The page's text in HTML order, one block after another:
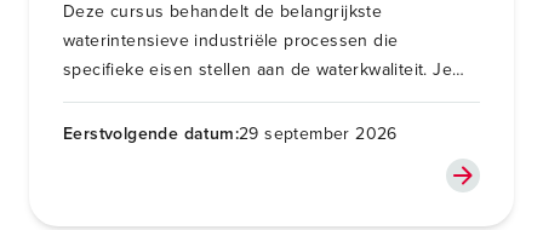
Deze cursus behandelt de belangrijkste
waterintensieve industriële processen die
specifieke eisen stellen aan de waterkwaliteit. Je
leert hoe water tijdens het proces op de juiste
manier behandeld wordt waardoor recycling,
hergebruik, terugwinning of veilige lozing mogelijk
Eerstvolgende datum:29 september 2026